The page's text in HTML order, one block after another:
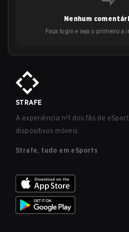
Nenhum
Faça login e seja o primeiro a
STRAFE
A experiência nº1 dos fãs de
dispositivos móveis.
Strafe, tudo em eSports